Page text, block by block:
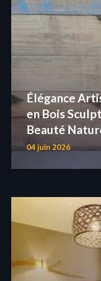
Élégance
en Bois
Beauté
04 juin 2026